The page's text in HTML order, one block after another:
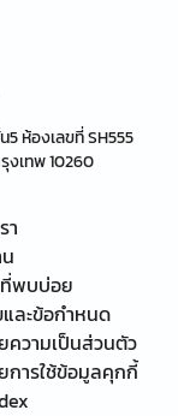
5 ห้องเลขที่ SH555
งเทพ 10260
า
พบบ่อย
และข้อกำหนด
ความเป็นส่วนตัว
การใช้ข้อมูลคุกกี้